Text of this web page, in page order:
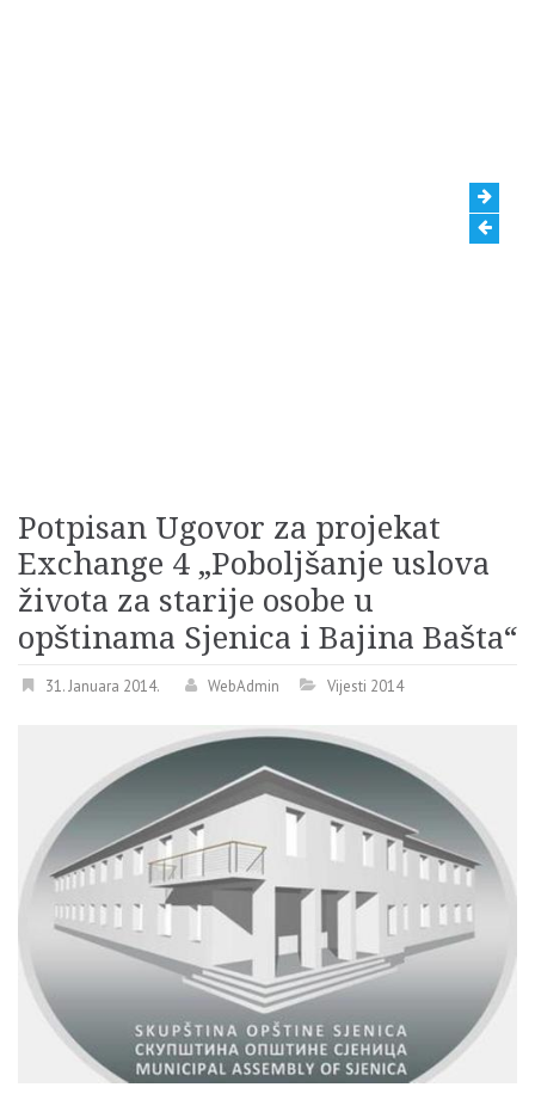
Potpisan Ugovor za projekat
Exchange 4 „Poboljšanje uslova
života za starije osobe u
opštinama Sjenica i Bajina Bašta“
31. Januara 2014. WebAdmin Vijesti 2014